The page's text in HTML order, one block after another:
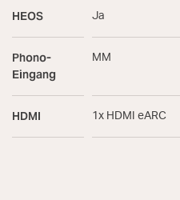
HEOS
Phono-
Eingang
HDMI
Ja
MM
1x HDMI eARC